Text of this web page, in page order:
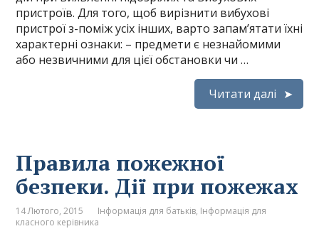
пристроїв. Для того, щоб вирізнити вибухові
пристрої з-поміж усіх інших, варто запам’ятати їхні
характерні ознаки: – предмети є незнайомими
або незвичними для цієї обстановки чи …
Читати далі
Правила пожежної
безпеки. Дії при пожежах
14 Лютого, 2015 Інформація для батьків, Інформація для
класного керівника